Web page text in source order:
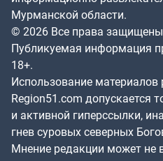
Мурманской области.
© 2026 Все права
Публикуемая информация
18+.
Использование
Region51.com допускается
и активной гиперссылки,
гнев суровых северных
Мнение редакции может не